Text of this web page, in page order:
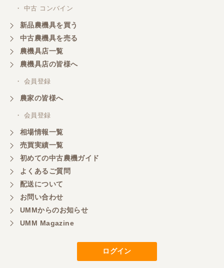
・ 中古 コンバイン
新品農機具を買う
中古農機具を売る
農機具店一覧
農機具店の皆様へ
・ 会員登録
農家の皆様へ
・ 会員登録
相場情報一覧
売買実績一覧
初めての中古農機ガイド
よくあるご質問
配送について
お問い合わせ
UMMからのお知らせ
UMM Magazine
ログイン